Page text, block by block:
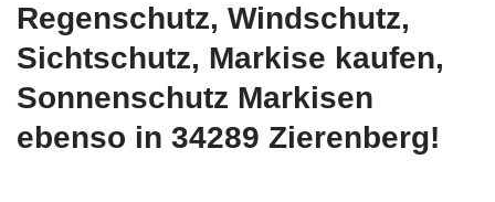
Regenschutz, Windschutz,
Sichtschutz, Markise kaufen,
Sonnenschutz Markisen
ebenso in 34289 Zierenberg!